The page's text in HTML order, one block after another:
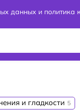
данных и политика
и гладкости 5